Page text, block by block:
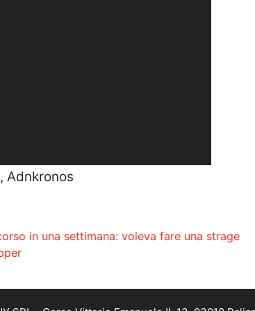
Adnkronos
in una settimana: voleva fare una strage